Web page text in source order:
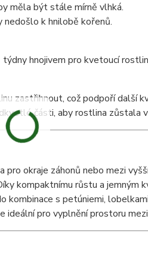
měla být stále mírně vlhká.
k hnilobě kořenů.
hnojivem pro kvetoucí
zastřihnout, což podpoří další
části, aby rostlina zůstala
pro okraje záhonů nebo mezi
kompaktnímu růstu a jemným
kombinace s petúniemi,
ideální pro vyplnění prostoru